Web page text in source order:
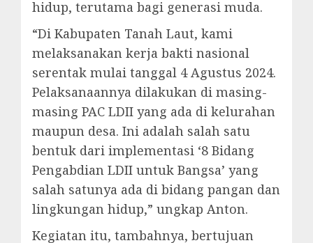
hidup, terutama bagi generasi muda.
“Di Kabupaten Tanah Laut, kami
melaksanakan kerja bakti nasional
serentak mulai tanggal 4 Agustus 2024.
Pelaksanaannya dilakukan di masing-
masing PAC LDII yang ada di kelurahan
maupun desa. Ini adalah salah satu
bentuk dari implementasi ‘8 Bidang
Pengabdian LDII untuk Bangsa’ yang
salah satunya ada di bidang pangan dan
lingkungan hidup,” ungkap Anton.
Kegiatan itu, tambahnya, bertujuan